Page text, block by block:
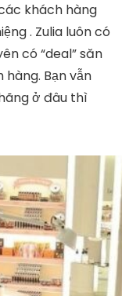
khách hàng
. Zulia luôn có
có “deal” săn
Bạn vẫn
ở đâu thì